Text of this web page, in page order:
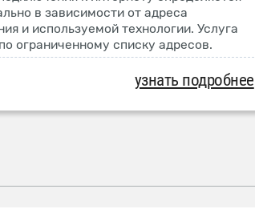
в зависимости от адреса
и используемой технологии. Услуга
ограниченному списку адресов.
узнать подробнее